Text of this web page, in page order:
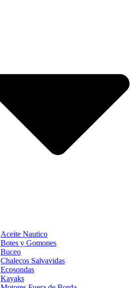
Aceite Nautico
Botes y Gomones
Buceo
Chalecos Salvavidas
Ecosondas
Kayaks